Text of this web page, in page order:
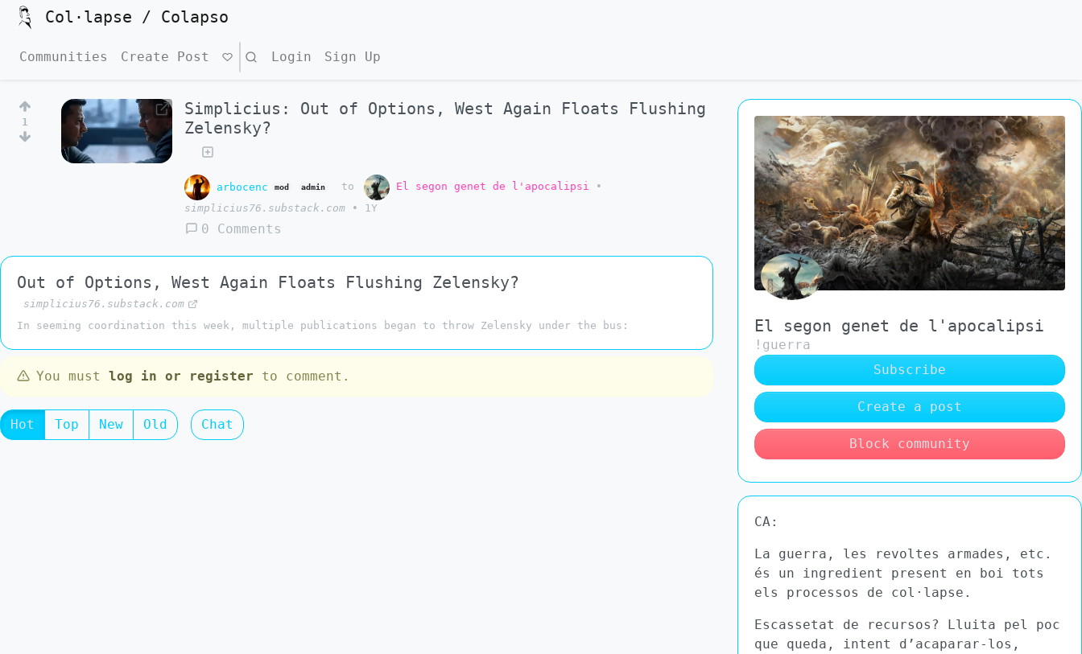
Col·lapse / Colapso
Communities Create Post Search Login Sign Up
1
Simplicius: Out of Options, West Again Floats Flushing
Zelensky?
arbocenc mod admin to El segon genet de l'apocalipsi
•
simplicius76.substack.com
• 1Y
0 Comments
Out of Options, West Again Floats Flushing Zelensky?
simplicius76.substack.com
In seeming coordination this week, multiple publications began to throw Zelensky under the bus:
You must log in or register to comment.
Hot Top New Old Chat
El segon genet de l'apocalipsi
!guerra
Subscribe
Create a post
Block community
CA:
La guerra, les revoltes armades, etc.
és un ingredient present en boi tots
els processos de col·lapse.
Escassetat de recursos? Lluita pel poc
que queda, intent d’acaparar-los,